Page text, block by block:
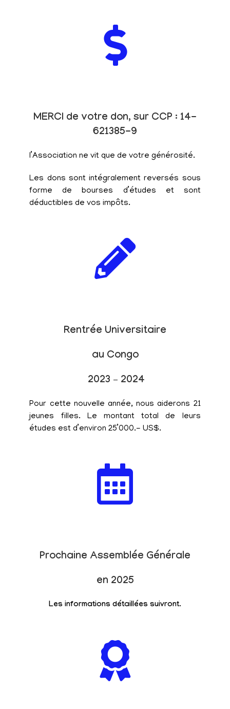
MERCI de votre don, sur CCP : 14-
621385-9
l’Association ne vit que de votre générosité.
Les dons sont intégralement reversés sous
forme de bourses d’études et sont
déductibles de vos impôts.
Rentrée Universitaire
au Congo
2023 – 2024
Pour cette nouvelle année, nous aiderons 21
jeunes filles. Le montant total de leurs
études est d’environ 25’000.- US$.
Prochaine Assemblée Générale
en 2025
Les informations détaillées suivront.